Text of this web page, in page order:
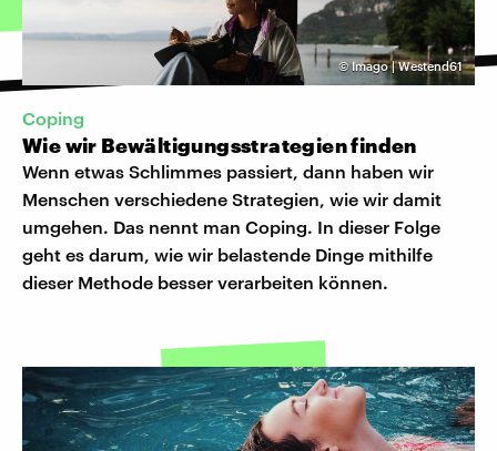
©Imago | Westend61
Coping
Wie wir Bewältigungsstrategien finden
Wenn etwas Schlimmes passiert, dann haben wir
Menschen verschiedene Strategien, wie wir damit
umgehen. Das nennt man Coping. In dieser Folge
geht es darum, wie wir belastende Dinge mithilfe
dieser Methode besser verarbeiten können.